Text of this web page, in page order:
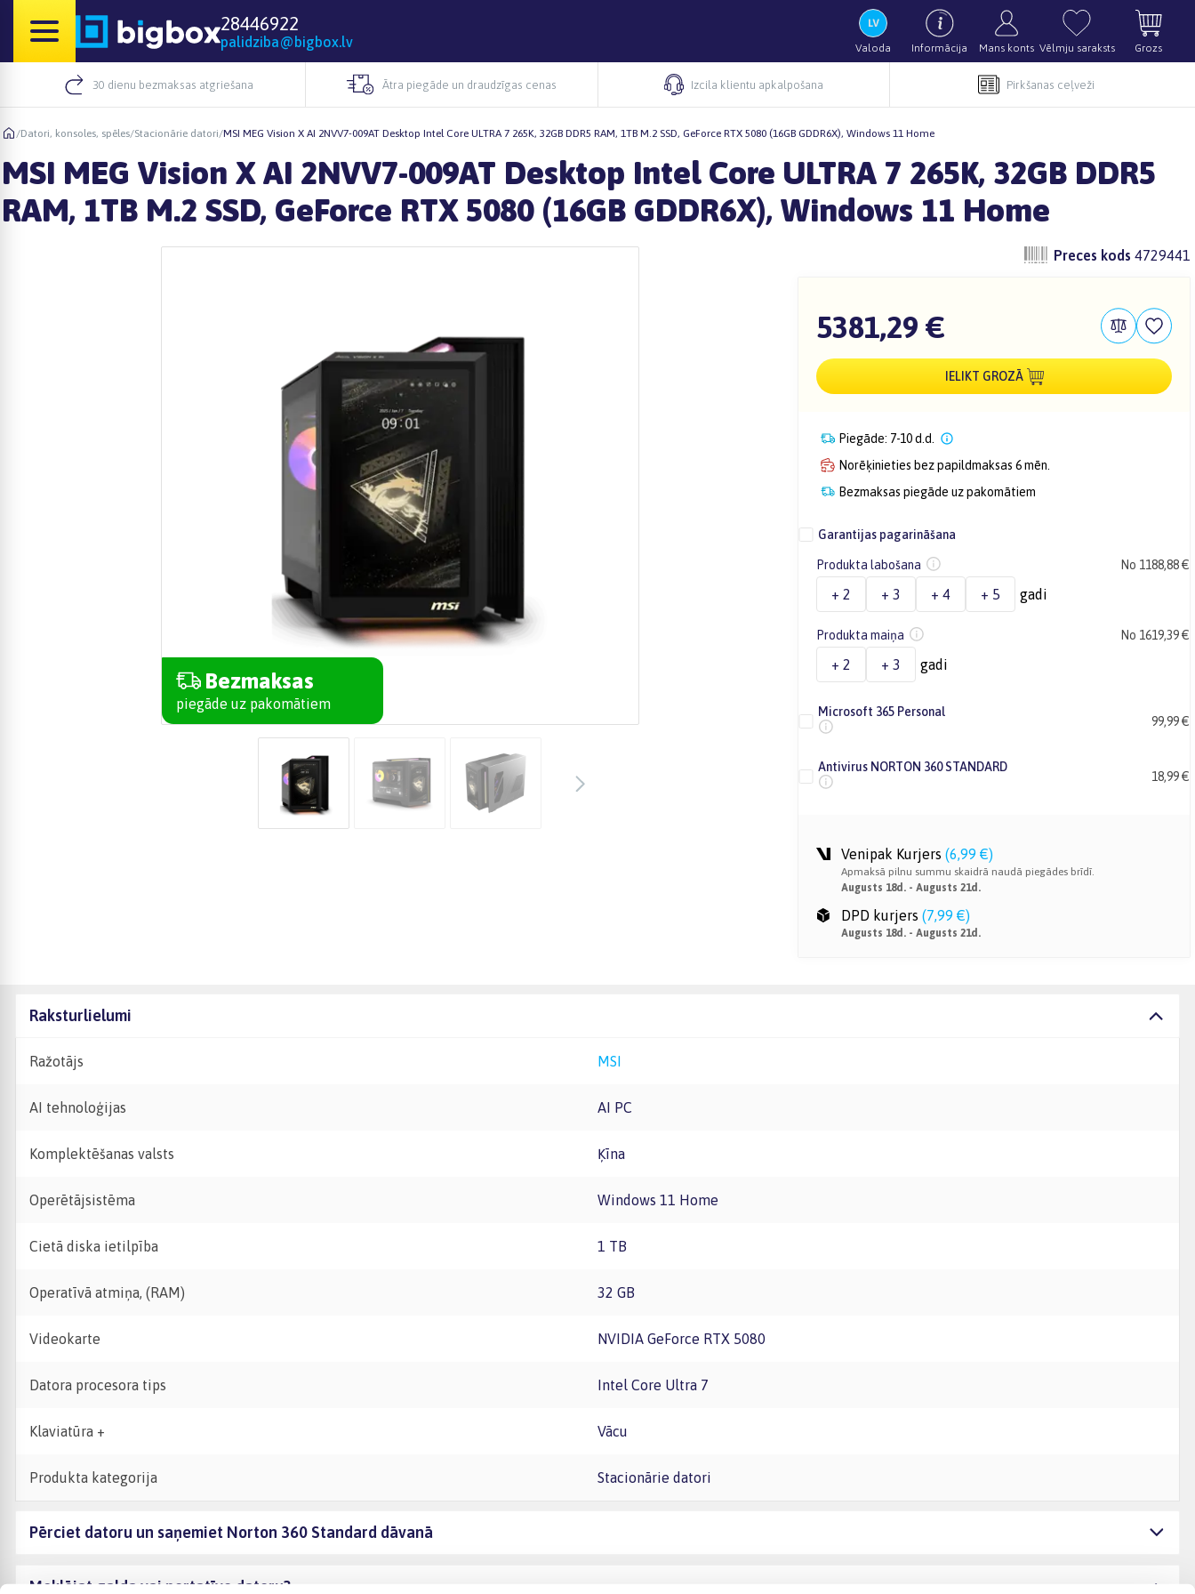
28446922
palidziba@bigbox.lv Valoda Informācija Mans konts Vēlmju saraksts Grozs
30 dienu bezmaksas atgriešana Ātra piegāde un draudzīgas cenas Izcila klientu apkalpošana Pirkšanas ceļveži
/Datori, konsoles, spēles/Stacionārie datori/MSI MEG Vision X AI 2NVV7-009AT Desktop Intel Core ULTRA 7 265K, 32GB DDR5 RAM, 1TB M.2 SSD, GeForce RTX 5080 (16GB GDDR6X), Windows 11 Home
MSI MEG Vision X AI 2NVV7-009AT Desktop Intel Core ULTRA 7 265K, 32GB DDR5
RAM, 1TB M.2 SSD, GeForce RTX 5080 (16GB GDDR6X), Windows 11 Home
Bezmaksas
piegāde uz pakomātiem
Preces kods 4729441
5381,29 €
IELIKT GROZĀ
Piegāde: 7-10 d.d.
Norēķinieties bez papildmaksas 6 mēn.
Bezmaksas piegāde uz pakomātiem
Garantijas pagarināšana
Produkta labošana No 1188,88 €
+ 2 + 3 + 4 + 5 gadi
Produkta maiņa No 1619,39 €
+ 2 + 3 gadi
Microsoft 365 Personal
99,99 €
Antivirus NORTON 360 STANDARD
18,99 €
Venipak Kurjers (6,99 €)
Apmaksā pilnu summu skaidrā naudā piegādes brīdī.
Augusts 18d. - Augusts 21d.
DPD kurjers (7,99 €)
Augusts 18d. - Augusts 21d.
Raksturlielumi
Ražotājs MSI
AI tehnoloģijas AI PC
Komplektēšanas valsts Ķīna
Operētājsistēma Windows 11 Home
Cietā diska ietilpība 1 TB
Operatīvā atmiņa, (RAM) 32 GB
Videokarte NVIDIA GeForce RTX 5080
Datora procesora tips Intel Core Ultra 7
Klaviatūra + vācu
Produkta kategorija Stacionārie datori
Pērciet datoru un saņemiet Norton 360 Standard dāvanā
Meklējat galda vai portatīvo datoru?